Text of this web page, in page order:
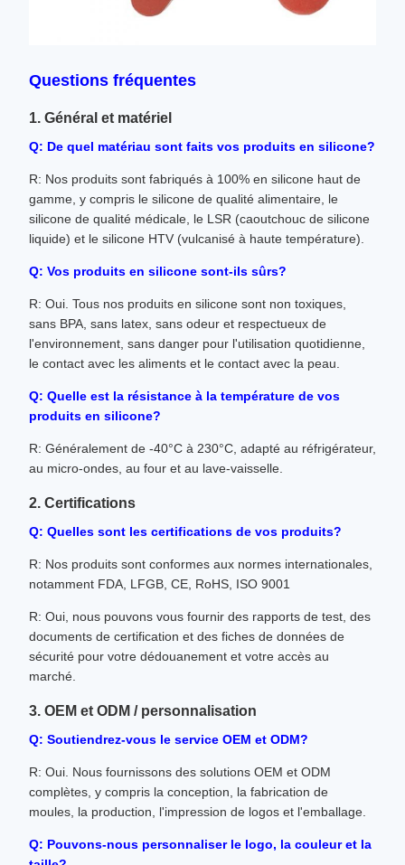
Questions fréquentes
1. Général et matériel
Q: De quel matériau sont faits vos produits en silicone?
R: Nos produits sont fabriqués à 100% en silicone haut de
gamme, y compris le silicone de qualité alimentaire, le
silicone de qualité médicale, le LSR (caoutchouc de silicone
liquide) et le silicone HTV (vulcanisé à haute température).
Q: Vos produits en silicone sont-ils sûrs?
R: Oui. Tous nos produits en silicone sont non toxiques,
sans BPA, sans latex, sans odeur et respectueux de
l'environnement, sans danger pour l'utilisation quotidienne,
le contact avec les aliments et le contact avec la peau.
Q: Quelle est la résistance à la température de vos
produits en silicone?
R: Généralement de -40°C à 230°C, adapté au réfrigérateur,
au micro-ondes, au four et au lave-vaisselle.
2. Certifications
Q: Quelles sont les certifications de vos produits?
R: Nos produits sont conformes aux normes internationales,
notamment FDA, LFGB, CE, RoHS, ISO 9001
R: Oui, nous pouvons vous fournir des rapports de test, des
documents de certification et des fiches de données de
sécurité pour votre dédouanement et votre accès au
marché.
3. OEM et ODM / personnalisation
Q: Soutiendrez-vous le service OEM et ODM?
R: Oui. Nous fournissons des solutions OEM et ODM
complètes, y compris la conception, la fabrication de
moules, la production, l'impression de logos et l'emballage.
Q: Pouvons-nous personnaliser le logo, la couleur et la